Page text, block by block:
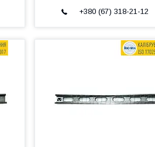
+380 (67) 318-21-12